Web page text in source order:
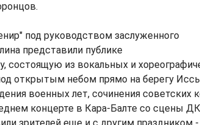
под руководством заслуженного
представили публике
состоящую из вокальных и
открытым небом прямо на берегу
военных лет, сочинения советских
концерте в Кара-Балте со сцены